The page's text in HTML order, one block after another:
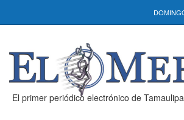
El primer periódico electrónico de